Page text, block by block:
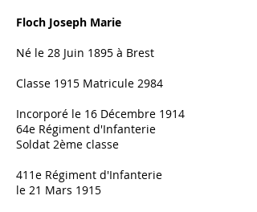
Floch Joseph Marie​
Né le 28 Juin 1895 à Brest
Classe 1915 Matricule 2984
Incorporé le 16 Décembre 1914
64e Régiment d'Infanterie
Soldat 2ème classe
411e Régiment d'Infanterie
le 21 Mars 1915